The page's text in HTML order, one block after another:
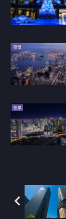
夜景
夜景